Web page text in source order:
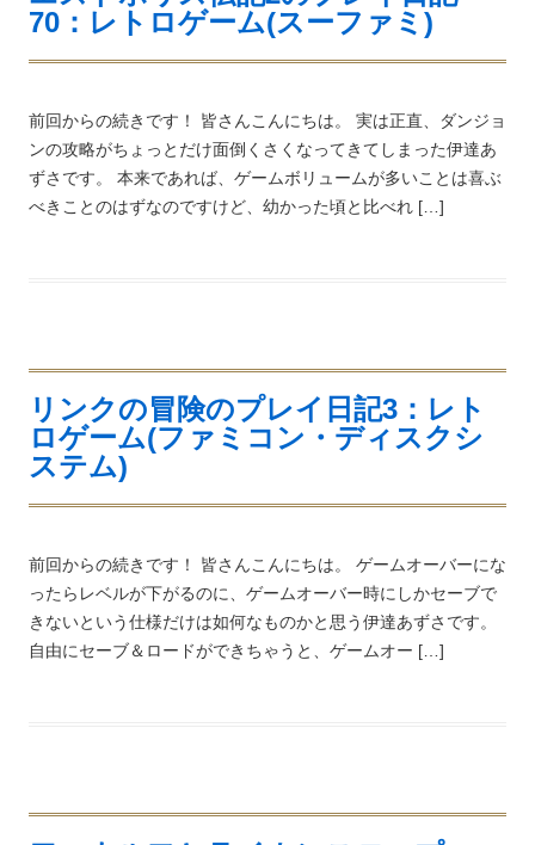
70：レトロゲーム(スーファミ)
前回からの続きです！ 皆さんこんにちは。 実は正直、ダンジョ
ンの攻略がちょっとだけ面倒くさくなってきてしまった伊達あ
ずさです。 本来であれば、ゲームボリュームが多いことは喜ぶ
べきことのはずなのですけど、幼かった頃と比べれ […]
リンクの冒険のプレイ日記3：レト
ロゲーム(ファミコン・ディスクシ
ステム)
前回からの続きです！ 皆さんこんにちは。 ゲームオーバーにな
ったらレベルが下がるのに、ゲームオーバー時にしかセーブで
きないという仕様だけは如何なものかと思う伊達あずさです。
自由にセーブ＆ロードができちゃうと、ゲームオー […]